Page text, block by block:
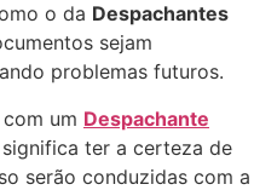
o da Despachantes
sejam
problemas futuros.
um Despachante
significa ter a certeza de
serão conduzidas com a